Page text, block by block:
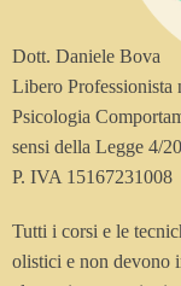
Dott. Daniele Bova
Libero Professionista
Psicologia
sensi della Legge 4/
P. IVA 15167231008
Tutti i corsi e le
olistici e non devono